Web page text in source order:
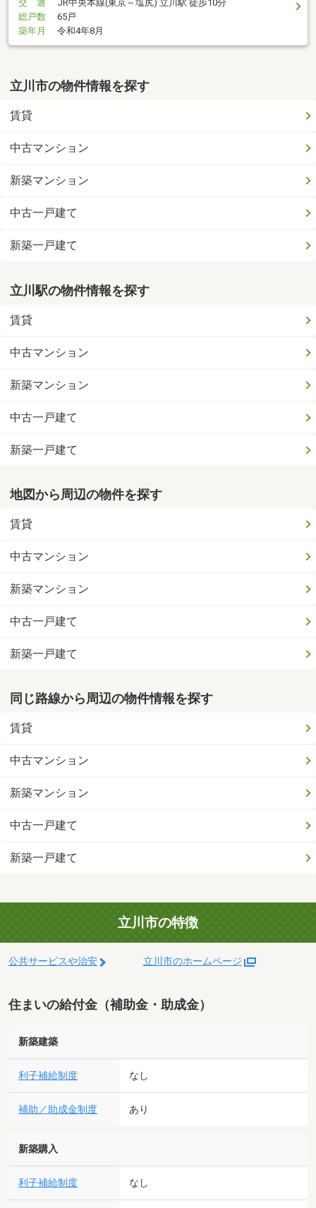
交 通
JR中央本線(東京～塩尻) 立川駅 徒歩10分
総戸数
65戸
築年月
令和4年8月
立川市の物件情報を探す
賃貸
中古マンション
新築マンション
中古一戸建て
新築一戸建て
立川駅の物件情報を探す
賃貸
中古マンション
新築マンション
中古一戸建て
新築一戸建て
地図から周辺の物件を探す
賃貸
中古マンション
新築マンション
中古一戸建て
新築一戸建て
同じ路線から周辺の物件情報を探す
賃貸
中古マンション
新築マンション
中古一戸建て
新築一戸建て
立川市の特徴
公共サービスや治安 立川市のホームページ
住まいの給付金（補助金・助成金）
新築建築
利子補給制度 なし
補助／助成金制度 あり
新築購入
利子補給制度 なし